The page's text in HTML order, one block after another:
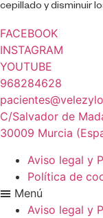
cepillado y disminuir
FACEBOOK
INSTAGRAM
YOUTUBE
968284628
C/Salvador de
30009 Murcia
Aviso legal y
Política de
Menú
Aviso legal y